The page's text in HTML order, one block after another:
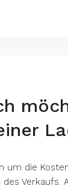
um die
Verkaufs.